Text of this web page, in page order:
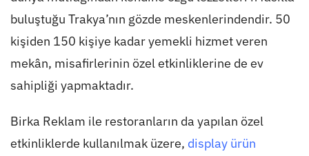
buluştuğu Trakya’nın gözde meskenlerindendir. 50
kişiden 150 kişiye kadar yemekli hizmet veren
mekân, misafirlerinin özel etkinliklerine de ev
sahipliği yapmaktadır.
Birka Reklam ile restoranların da yapılan özel
etkinliklerde kullanılmak üzere, display ürün